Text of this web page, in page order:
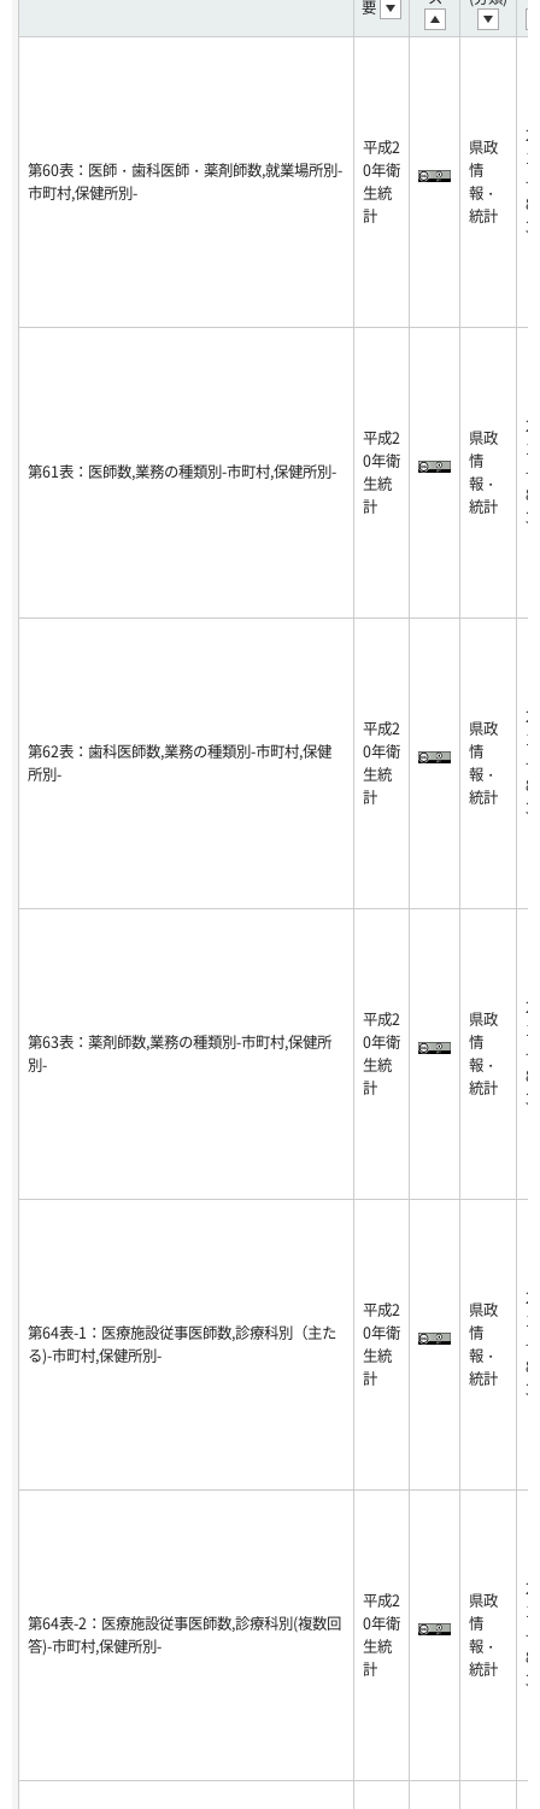
要
第60表：医師・歯科医師・薬剤師数,就業場所別-
市町村,保健所別-
平成2
0年衛
生統
計
県政
情
報・
統計
-0
8-
第61表：医師数,業務の種類別-市町村,保健所別-
平成2
0年衛
生統
計
県政
情
報・
統計
-0
8-
第62表：歯科医師数,業務の種類別-市町村,保健
所別-
平成2
0年衛
生統
計
県政
情
報・
統計
-0
8-
第63表：薬剤師数,業務の種類別-市町村,保健所
別-
平成2
0年衛
生統
計
県政
情
報・
統計
-0
8-
第64表-1：医療施設従事医師数,診療科別（主た
る)-市町村,保健所別-
平成2
0年衛
生統
計
県政
情
報・
統計
-0
8-
第64表-2：医療施設従事医師数,診療科別(複数回
答)-市町村,保健所別-
平成2
0年衛
生統
計
県政
情
報・
統計
-0
8-